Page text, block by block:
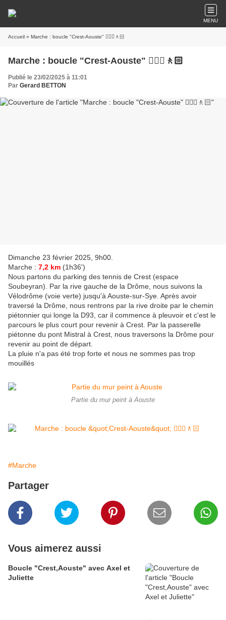
MENU
Accueil » Marche : boucle "Crest-Aouste" 🚶🏼‍♂️🚶🏻
Marche : boucle "Crest-Aouste" 🚶🏼‍♂️🚶🏻
Publié le 23/02/2025 à 11:01
Par Gerard BETTON
Dimanche 23 février 2025, 9h00.
Marche : 7,2 km (1h36')
Nous partons du parking des tennis de Crest (espace
Soubeyran). Par la rive gauche de la Drôme, nous suivons la
Vélodrôme (voie verte) jusqu'à Aouste-sur-Sye. Après avoir
traversé la Drôme, nous rentrons par la rive droite par le chemin
piétonnier qui longe la D93, car il commence à pleuvoir et c'est le
parcours le plus court pour revenir à Crest. Par la passerelle
piétonne du pont Mistral à Crest, nous traversons la Drôme pour
revenir au point de départ.
La pluie n'a pas été trop forte et nous ne sommes pas trop
mouillés
Partie du mur peint à Aouste
#Marche
Partager
Vous aimerez aussi
Boucle "Crest,Aouste" avec Axel et
Juliette